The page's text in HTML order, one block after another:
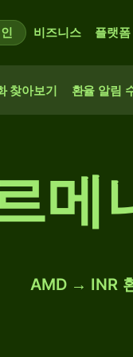
비즈니스 플랫폼
찾아보기 환율 알림
메
AMD → INR